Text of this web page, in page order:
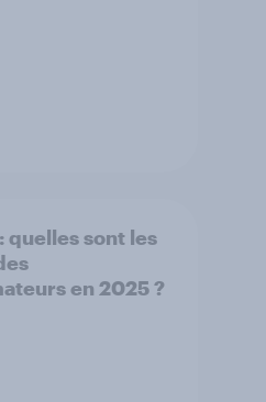
quelles sont les
en 2025 ?